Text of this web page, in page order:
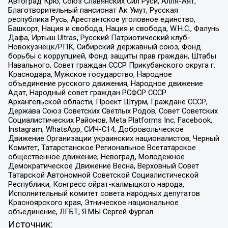
Благотворительный пансионат Ак Умут, Русская
республика Русь, Арестантское уголовное единство,
Башкорт, Нация и свобода, Нация и свобода, W.H.С., Фалунь
Дафа, Иртыш Ultras, Русский Патриотический клуб-
Новокузнецк/РПК, Сибирский державный союз, Фонд
борьбы с коррупцией, Фонд защиты прав граждан, Штабы
Навального, Совет граждан СССР Прикубанского округа г.
Краснодара, Мужское государство, Народное
объединение русского движения, Народное движение
Адат, Народный совет граждан РСФСР СССР
Архангельской области, Проект Штурм, Граждане СССР,
Держава Союз Советских Светлых Родов, Совет Советских
Социалистических Районов, Meta Platforms Inc, Facebook,
Instagram, WhatsApp, СИЧ-С14, Добровольческое
Движение Организации украинских националистов, Черный
Комитет, Татарстанское Региональное Всетатарское
общественное движение, Невоград, Молодежное
Демократическое Движение Весна, Верховный Совет
Татарской Автономной Советской Социалистической
Республики, Конгресс ойрат-калмыцкого народа,
Исполнительный комитет совета народных депутатов
Красноярского края, Этническое национальное
объединение, ЛГБТ, Я.МЫ Сергей Фургал
Источник: